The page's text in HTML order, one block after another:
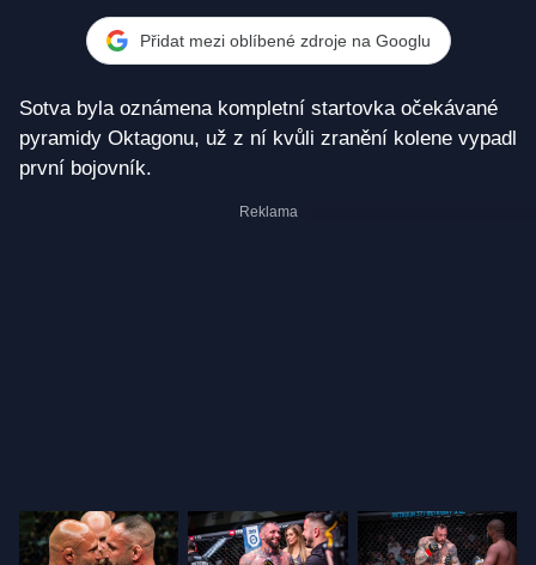
Přidat mezi oblíbené zdroje na Googlu
Sotva byla oznámena kompletní startovka očekávané
pyramidy Oktagonu, už z ní kvůli zranění kolene vypadl
první bojovník.